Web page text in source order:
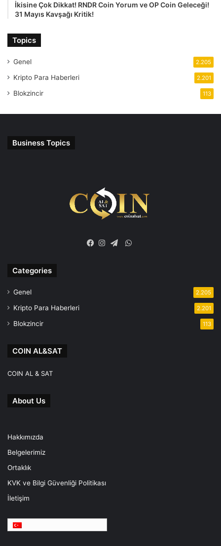
İkisine Çok Dikkat! RNDR Coin Yorum ve OP Coin Geleceği!
31 Mayıs Kavşağı Kritik!
Topics
Genel 2.205
Kripto Para Haberleri 2.201
Blokzincir 113
Business Topics
WhatsApp
Categories
Genel 2.205
Kripto Para Haberleri 2.201
Blokzincir 113
COIN AL&SAT
COIN AL & SAT
About Us
Hakkımızda
Belgelerimiz
Ortaklık
KVK ve Bilgi Güvenliği Politikası
İletişim